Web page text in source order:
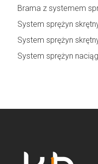
Brama z systemem
System sprężyn
System sprężyn
System sprężyn